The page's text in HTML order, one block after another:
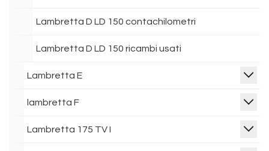
Lambretta D LD 150 contachilometri
Lambretta D LD 150 ricambi usati
Lambretta E
lambretta F
Lambretta 175 TV I